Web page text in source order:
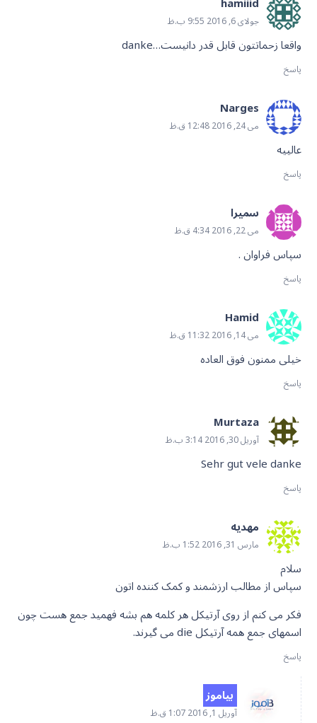
جولای 6, 2016 9:55 ب.ظ
واقعا زحماتتون قابل قدر دانیست…danke
پاسخ
Narges
می 24, 2016 12:48 ق.ظ
عالییه
پاسخ
سمیرا
می 22, 2016 4:34 ق.ظ
سپاس فراوان .
پاسخ
Hamid
می 14, 2016 11:32 ق.ظ
خیلی ممنون فوق العاده
پاسخ
Murtaza
آوریل 30, 2016 3:14 ب.ظ
Sehr gut vele danke
پاسخ
مهدیه
مارس 31, 2016 1:52 ب.ظ
سلام
سپاس از مطالب ارزشمند و کمک کننده اتون
فکر می کنم از روی آرتیکل هر کلمه هم بشه فهمید جمع هست چون
اسمهای جمع همه آرتیکل die می گیرند.
پاسخ
بیاموز
آوریل 1, 2016 1:07 ق.ظ